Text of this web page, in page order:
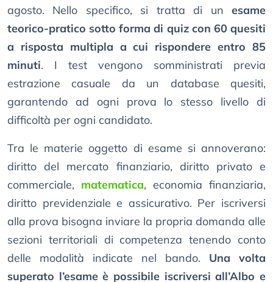
agosto. Nello specifico, si tratta di un esame
teorico-pratico sotto forma di quiz con 60 quesiti
a risposta multipla a cui rispondere entro 85
minuti. I test vengono somministrati previa
estrazione casuale da un database quesiti,
garantendo ad ogni prova lo stesso livello di
difficoltà per ogni candidato.
Tra le materie oggetto di esame si annoverano:
diritto del mercato finanziario, diritto privato e
commerciale, matematica, economia finanziaria,
diritto previdenziale e assicurativo. Per iscriversi
alla prova bisogna inviare la propria domanda alle
sezioni territoriali di competenza tenendo conto
delle modalità indicate nel bando. Una volta
superato l’esame è possibile iscriversi all’Albo e